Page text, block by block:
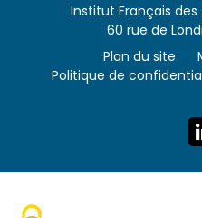
Institut Français
60 rue de
Plan du site
Politique de